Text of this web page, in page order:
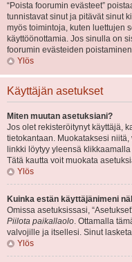
“Poista foorumin evästeet”
tunnistavat sinut ja pitävät sinut
myös toimintoja, kuten luettujen
käyttöönottamia. Jos sinulla on
foorumin evästeiden
Ylös
Käyttäjän asetukset
Miten muutan asetuksiani?
Jos olet rekisteröitynyt käyttäjä,
tietokantaan. Muokataksesi
linkki löytyy yleensä
Tätä kautta voit muokata
Ylös
Kuinka estän käyttäjänimeni
Omissa asetuksissasi,
Piilota paikallaolo. Ottamalla
valvojille ja itsellesi. Sinut
Ylös